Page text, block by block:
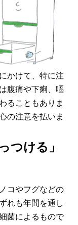
かけて、特に注
腹痛や下痢、嘔
ることもありま
の注意を払いま
つける」
コやフグなどの
れも年間を通し
菌によるもので